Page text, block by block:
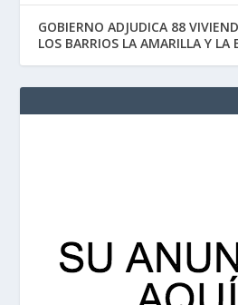
GOBIERNO ADJUDICA 88
LOS BARRIOS LA AMARILLA Y LA